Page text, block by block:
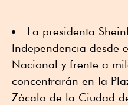
La presidenta
Independencia desde
Nacional y frente a
concentrarán en la
Zócalo de la Ciudad